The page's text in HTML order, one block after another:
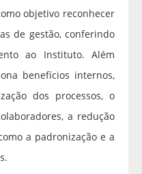
objetivo reconhecer
de gestão, conferindo
ao Instituto. Além
benefícios internos,
dos processos, o
a redução
a padronização e a